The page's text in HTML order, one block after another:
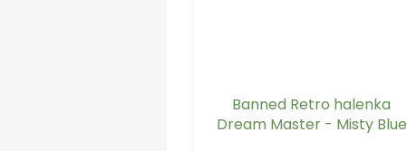
Banned Retro halenka
Dream Master - Misty Blue